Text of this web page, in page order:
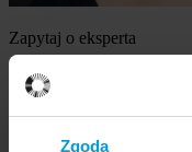
Zgoda
Zapytaj o eksperta
dr Anita Basińska
Szukasz